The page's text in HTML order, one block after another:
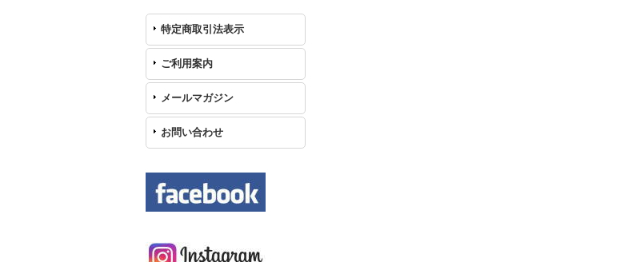
特定商取引法表示
ご利用案内
メールマガジン
お問い合わせ